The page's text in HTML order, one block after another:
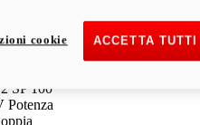
kW: 18.890 € i
di più
SP 100
Potenza
ACCETTA
cookie